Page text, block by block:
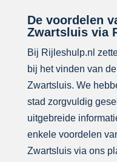
De voordelen
Zwartsluis via
Bij Rijleshulp.nl
bij het vinden van
Zwartsluis. We
stad zorgvuldig
uitgebreide
enkele voordelen
Zwartsluis via ons